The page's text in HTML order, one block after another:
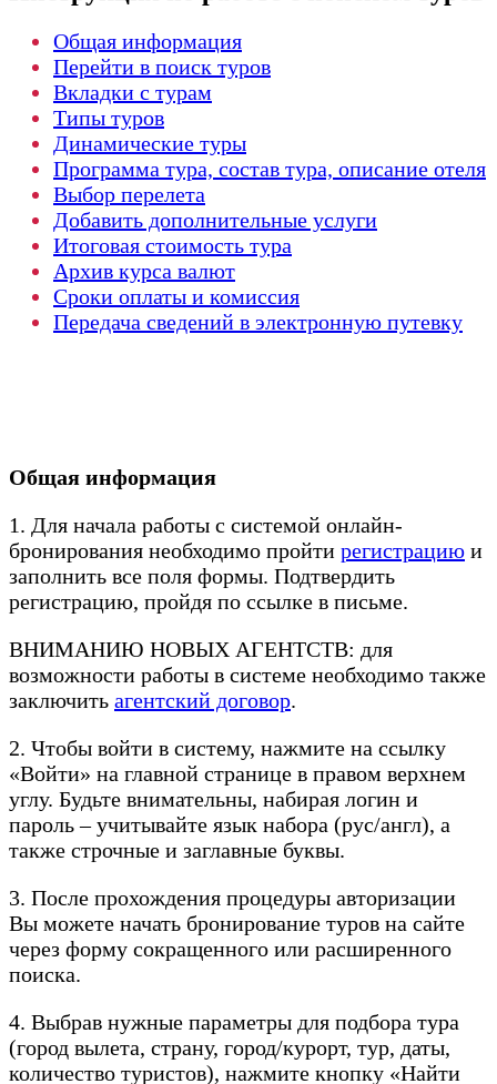
Общая информация
Перейти в поиск туров
Вкладки с турам
Типы туров
Динамические туры
Программа тура, состав тура, описание отеля
Выбор перелета
Добавить дополнительные услуги
Итоговая стоимость тура
Архив курса валют
Сроки оплаты и комиссия
Передача сведений в электронную путевку
Общая информация
1. Для начала работы с системой онлайн-
бронирования необходимо пройти регистрацию и
заполнить все поля формы. Подтвердить
регистрацию, пройдя по ссылке в письме.
ВНИМАНИЮ НОВЫХ АГЕНТСТВ: для
возможности работы в системе необходимо также
заключить агентский договор.
2. Чтобы войти в систему, нажмите на ссылку
«Войти» на главной странице в правом верхнем
углу. Будьте внимательны, набирая логин и
пароль – учитывайте язык набора (рус/англ), а
также строчные и заглавные буквы.
3. После прохождения процедуры авторизации
Вы можете начать бронирование туров на сайте
через форму сокращенного или расширенного
поиска.
4. Выбрав нужные параметры для подбора тура
(город вылета, страну, город/курорт, тур, даты,
количество туристов), нажмите кнопку «Найти